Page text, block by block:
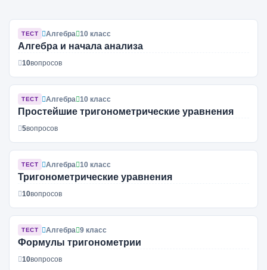
ТЕСТ Алгебра 10 класс
Алгебра и начала анализа
10вопросов
ТЕСТ Алгебра 10 класс
Простейшие тригонометрические уравнения
5вопросов
ТЕСТ Алгебра 10 класс
Тригонометрические уравнения
10вопросов
ТЕСТ Алгебра 9 класс
Формулы тригонометрии
10вопросов